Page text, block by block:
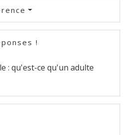
!
: qu'est-ce qu'un adulte